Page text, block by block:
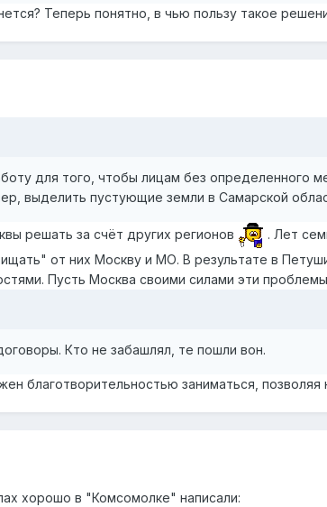
Теперь понятно, в чью пользу такое
для того, чтобы лицам без определенного
выделить пустующие земли в Самарской
решать за счёт других регионов
. Лет
от них Москву и МО. В результате в
Пусть Москва своими силами эти
Кто не забашлял, те пошли вон.
благотворительностью заниматься,
хорошо в "Комсомолке" написали: